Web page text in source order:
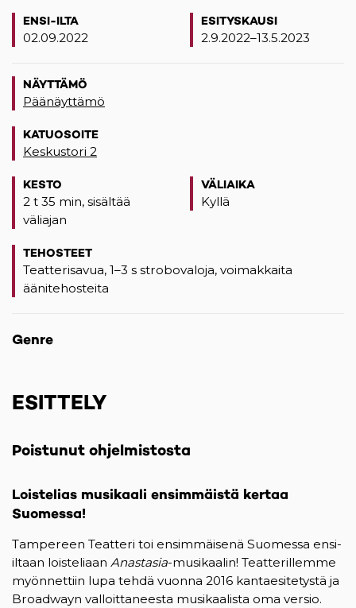
ENSI-ILTA
02.09.2022
ESITYSKAUSI
2.9.2022–13.5.2023
NÄYTTÄMÖ
Päänäyttämö
KATUOSOITE
Keskustori 2
KESTO
2 t 35 min, sisältää
väliajan
VÄLIAIKA
Kyllä
TEHOSTEET
Teatterisavua, 1–3 s strobovaloja, voimakkaita
äänitehosteita
Genre
ESITTELY
Poistunut ohjelmistosta
Loistelias musikaali ensimmäistä kertaa
Suomessa!
Tampereen Teatteri toi ensimmäisenä Suomessa ensi-
iltaan loisteliaan Anastasia-musikaalin! Teatterillemme
myönnettiin lupa tehdä vuonna 2016 kantaesitetystä ja
Broadwayn valloittaneesta musikaalista oma versio.